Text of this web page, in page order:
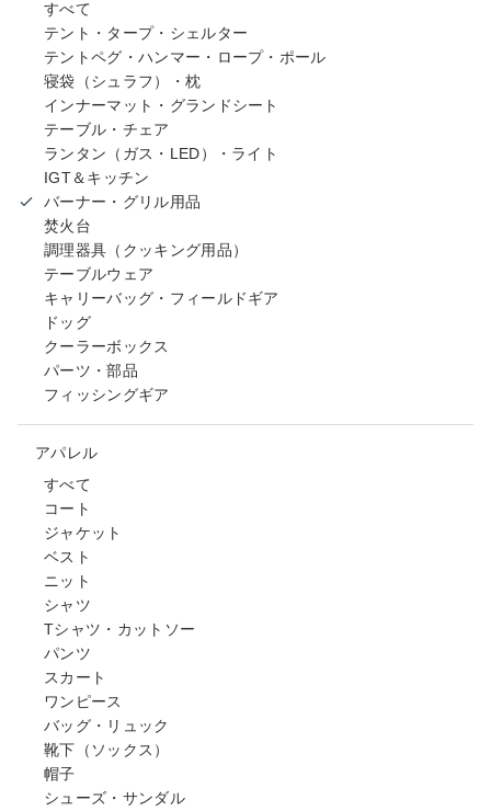
すべて
テント・タープ・シェルター
テントペグ・ハンマー・ロープ・ポール
寝袋（シュラフ）・枕
インナーマット・グランドシート
テーブル・チェア
ランタン（ガス・LED）・ライト
IGT＆キッチン
バーナー・グリル用品
焚火台
調理器具（クッキング用品）
テーブルウェア
キャリーバッグ・フィールドギア
ドッグ
クーラーボックス
パーツ・部品
フィッシングギア
アパレル
すべて
コート
ジャケット
ベスト
ニット
シャツ
Tシャツ・カットソー
パンツ
スカート
ワンピース
バッグ・リュック
靴下（ソックス）
帽子
シューズ・サンダル